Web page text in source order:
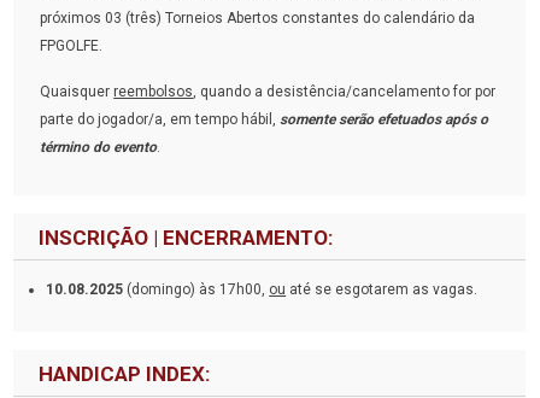
próximos 03 (três) Torneios Abertos constantes do calendário da
FPGOLFE.
Quaisquerreembolsos, quando a desistência/cancelamento for por
parte do jogador/a, em tempo hábil,somente serão efetuados após o
término do evento.
INSCRIÇÃO | ENCERRAMENTO:
10.08.2025 (domingo) às 17h00, ou até se esgotarem as vagas.
HANDICAP INDEX: